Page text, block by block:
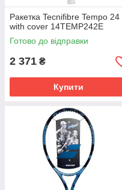
Ракетка Tecnifibre Tempo 24
with cover 14TEMP242E
Готово до відправки
2 371 ₴
Купити